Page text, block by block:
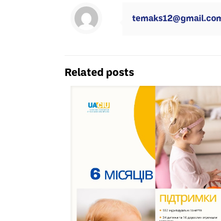
Related posts